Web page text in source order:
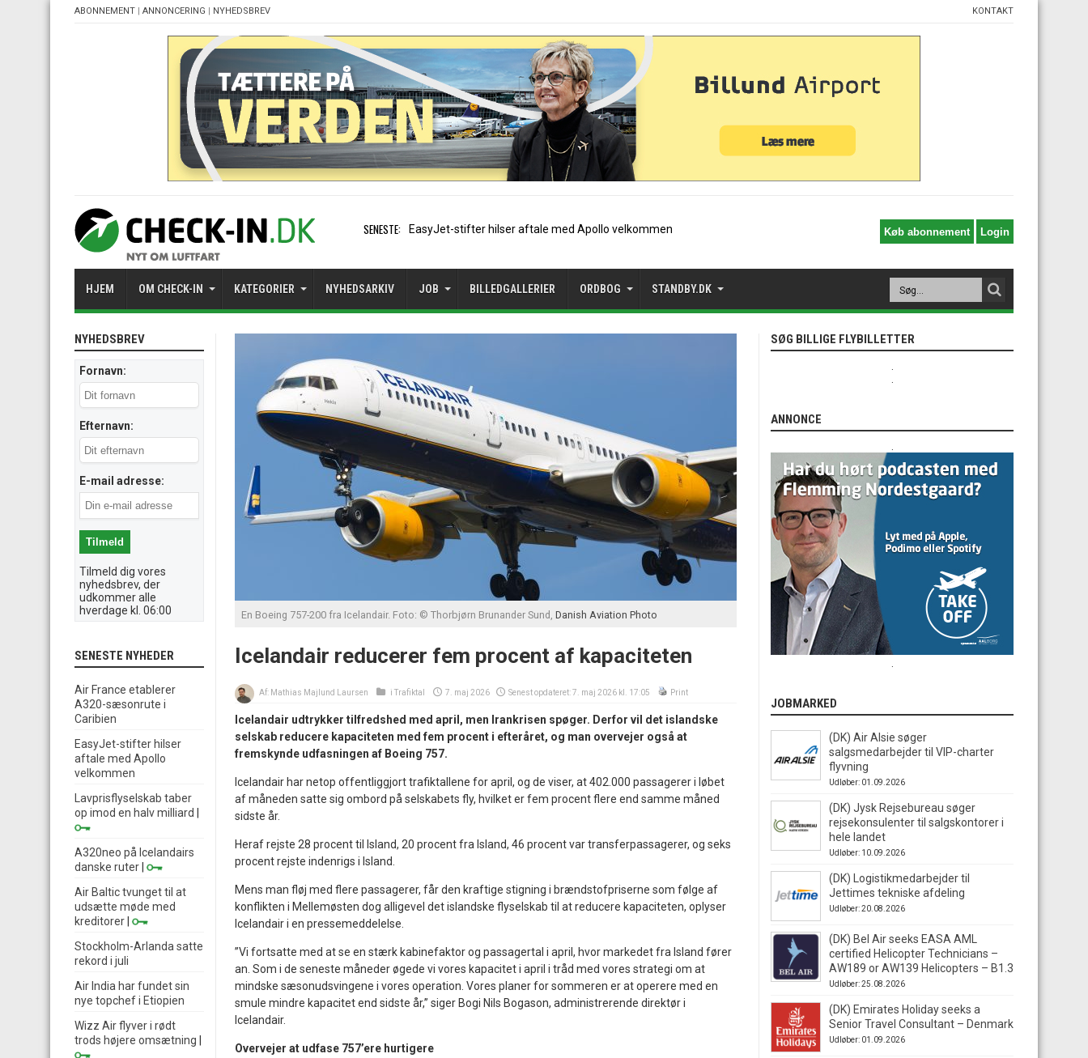
ABONNEMENT | ANNONCERING | NYHEDSBREV KONTAKT
SENESTE: Air France etablerer A320-
HJEM OM CHECK-IN KATEGORIER NYHEDSARKIV JOB BILLEDGALLERIER ORDBOG STANDBY.DK
En Boeing 757-200 fra Icelandair. Foto: © Thorbjørn Brunander Sund, Danish Aviation Photo
Icelandair reducerer fem procent af kapaciteten
Af: Mathias Majlund Laursen i Trafiktal 7. maj 2026 Senest opdateret: 7. maj 2026 kl. 17:05 Print
Icelandair udtrykker tilfredshed med april, men Irankrisen spøger. Derfor vil det islandske
selskab reducere kapaciteten med fem procent i efteråret, og man overvejer også at
fremskynde udfasningen af Boeing 757.
Icelandair har netop offentliggjort trafiktallene for april, og de viser, at 402.000 passagerer i løbet
af måneden satte sig ombord på selskabets fly, hvilket er fem procent flere end samme måned
sidste år.
Heraf rejste 28 procent til Island, 20 procent fra Island, 46 procent var transferpassagerer, og seks
procent rejste indenrigs i Island.
Mens man fløj med flere passagerer, får den kraftige stigning i brændstofpriserne som følge af
konflikten i Mellemøsten dog alligevel det islandske flyselskab til at reducere kapaciteten, oplyser
Icelandair i en pressemeddelelse.
”Vi fortsatte med at se en stærk kabinefaktor og passagertal i april, hvor markedet fra Island fører
an. Som i de seneste måneder øgede vi vores kapacitet i april i tråd med vores strategi om at
mindske sæsonudsvingene i vores operation. Vores planer for sommeren er at operere med en
smule mindre kapacitet end sidste år,” siger Bogi Nils Bogason, administrerende direktør i
Icelandair.
Overvejer at udfase 757’ere hurtigere
NYHEDSBREV
Fornavn:
Efternavn:
E-mail adresse:
Tilmeld dig vores
nyhedsbrev, der
udkommer alle
hverdage kl. 06:00
SENESTE NYHEDER
Air France etablerer
A320-sæsonrute i
Caribien
EasyJet-stifter hilser
aftale med Apollo
velkommen
Lavprisflyselskab taber
op imod en halv milliard
A320neo på Icelandairs
danske ruter
Air Baltic tvunget til at
udsætte møde med
kreditorer
Stockholm-Arlanda satte
rekord i juli
Air India har fundet sin
nye topchef i Etiopien
Wizz Air flyver i rødt
trods højere omsætning
SØG BILLIGE FLYBILLETTER
ANNONCE
JOBMARKED
(DK) Air Alsie søger
salgsmedarbejder til VIP-charter
flyvning
Udløber: 01.09.2026
(DK) Jysk Rejsebureau søger
rejsekonsulenter til salgskontorer i
hele landet
Udløber: 10.09.2026
(DK) Logistikmedarbejder til
Jettimes tekniske afdeling
Udløber: 20.08.2026
(DK) Bel Air seeks EASA AML
certified Helicopter Technicians –
AW189 or AW139 Helicopters – B1.3
Udløber: 25.08.2026
(DK) Emirates Holiday seeks a
Senior Travel Consultant – Denmark
Udløber: 01.09.2026